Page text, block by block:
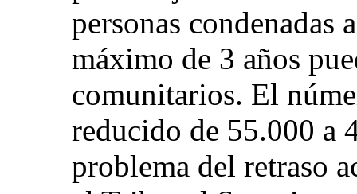
personas condenadas
máximo de 3 años
comunitarios. El
reducido de 55.000 a
problema del retraso